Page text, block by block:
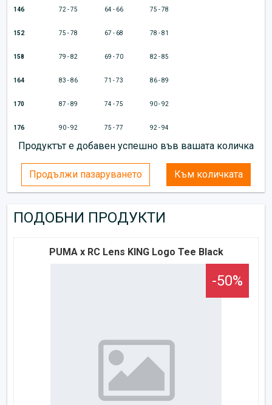
146 72 - 75 64 - 66 75 - 78
152 75 - 78 67 - 68 78 - 81
158 79 - 82 69 - 70 82 - 85
164 83 - 86 71 - 73 86 - 89
170 87 - 89 74 - 75 90 - 92
176 90 - 92 75 - 77 92 - 94
Продуктът е добавен успешно във вашата количка
Продължи пазаруването Към количката
ПОДОБНИ ПРОДУКТИ
PUMA x RC Lens KING Logo Tee Black
-50%